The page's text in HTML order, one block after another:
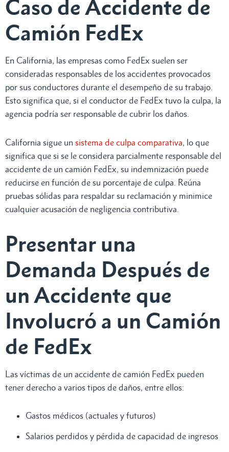
Caso de Accidente de
Camión FedEx
En California, las empresas como FedEx suelen ser
consideradas responsables de los accidentes provocados
por sus conductores durante el desempeño de su trabajo.
Esto significa que, si el conductor de FedEx tuvo la culpa, la
agencia podría ser responsable de cubrir los daños.
California sigue un sistema de culpa comparativa, lo que
significa que si se le considera parcialmente responsable del
accidente de un camión FedEx, su indemnización puede
reducirse en función de su porcentaje de culpa. Reúna
pruebas sólidas para respaldar su reclamación y minimice
cualquier acusación de negligencia contributiva.
Presentar una
Demanda Después de
un Accidente que
Involucró a un Camión
de FedEx
Las víctimas de un accidente de camión FedEx pueden
tener derecho a varios tipos de daños, entre ellos:
Gastos médicos (actuales y futuros)
Salarios perdidos y pérdida de capacidad de ingresos